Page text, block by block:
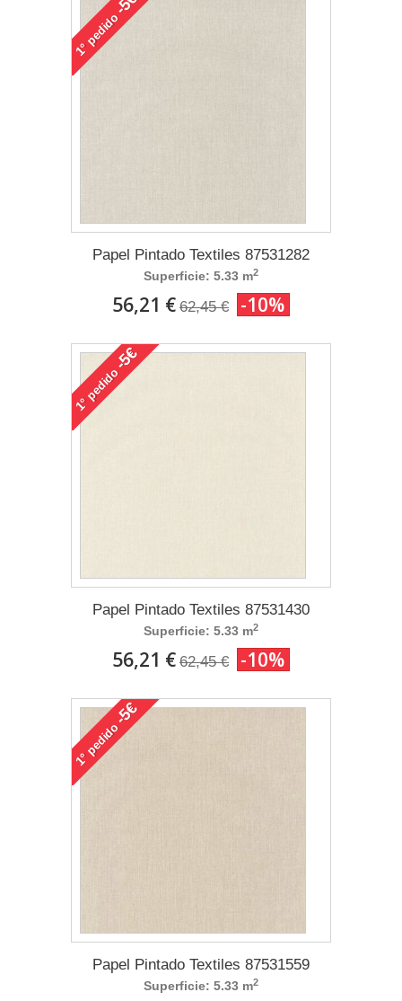
1°
pedido
Papel Pintado Textiles 87531282
Superficie: 5.33 m2
56,21 € 62,45 € -10%
1°
pedido
-5€
Papel Pintado Textiles 87531430
Superficie: 5.33 m2
56,21 € 62,45 € -10%
1°
pedido
-5€
Papel Pintado Textiles 87531559
Superficie: 5.33 m2